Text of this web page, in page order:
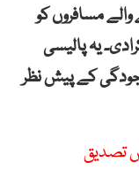
مسافروں کو
یہ پالیسی
کے پیش نظر